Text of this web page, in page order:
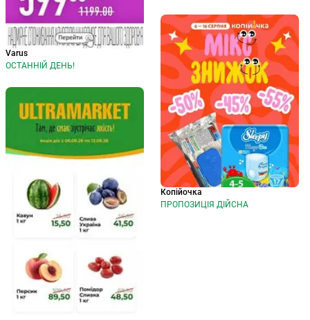
Varus
ОСТАННІЙ ДЕНЬ!
Копійочка
ПРОПОЗИЦІЯ ДІЙСНА